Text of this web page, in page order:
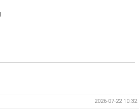
2026-07-22 10:32